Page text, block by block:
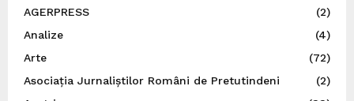
AGERPRESS
(2)
Analize
(4)
Arte
(72)
Asociația Jurnaliștilor Români de Pretutindeni
(2)